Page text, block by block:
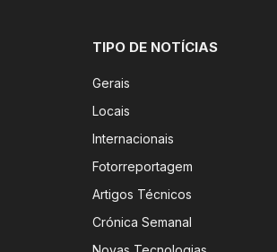
TIPO DE NOTÍCIAS
Gerais
Locais
Internacionais
Fotorreportagem
Artigos Técnicos
Crónica Semanal